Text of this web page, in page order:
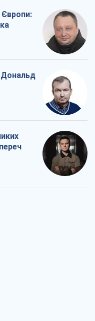
Європи:
Дональд